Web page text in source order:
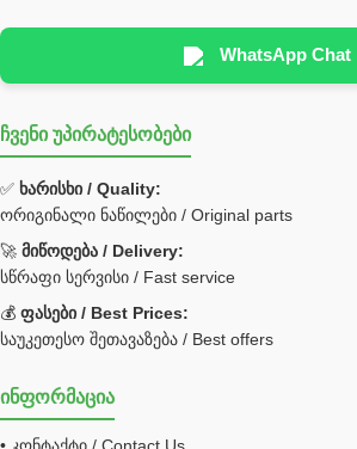
Hyva
უჟანგავი ფოლადი
Bobcat ფილტრი
Caterpillar ფილტრი
JCB ფილტრი
ქვაბი გათბობა მილები
შემაერთებელი / გადამყვანი UNF ORFS
WhatsApp Chat
ჩვენი უპირატესობები
✅ ხარისხი / Quality:
ორიგინალი ნაწილები / Original parts
🚀 მიწოდება / Delivery:
სწრაფი სერვისი / Fast service
💰 ფასები / Best Prices:
საუკეთესო შეთავაზება / Best offers
ინფორმაცია